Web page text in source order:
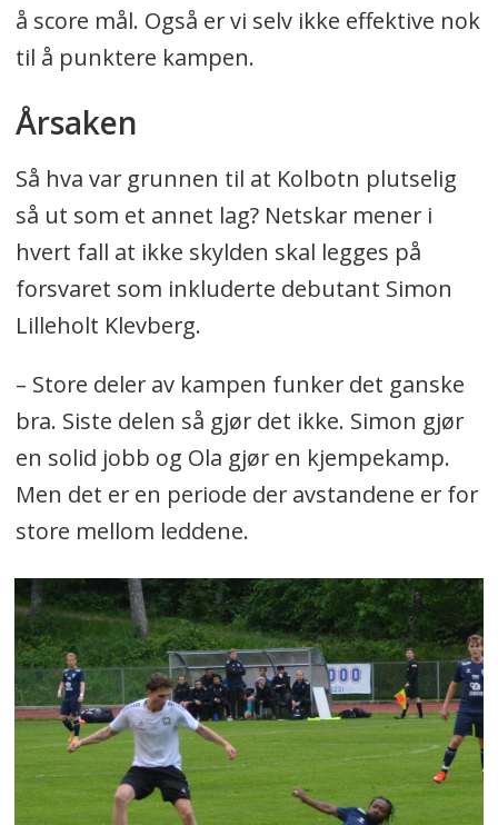
å score mål. Også er vi selv ikke effektive nok
til å punktere kampen.
Årsaken
Så hva var grunnen til at Kolbotn plutselig
så ut som et annet lag? Netskar mener i
hvert fall at ikke skylden skal legges på
forsvaret som inkluderte debutant Simon
Lilleholt Klevberg.
– Store deler av kampen funker det ganske
bra. Siste delen så gjør det ikke. Simon gjør
en solid jobb og Ola gjør en kjempekamp.
Men det er en periode der avstandene er for
store mellom leddene.